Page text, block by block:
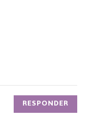
RESPONDER